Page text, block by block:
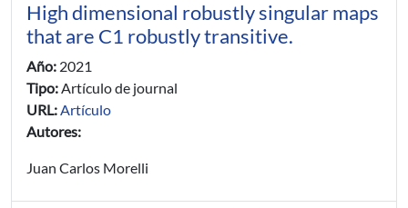
High dimensional robustly singular maps
that are C1 robustly transitive.
Año: 2021
Tipo:Artículo de journal
URL:Artículo
Autores:
Juan Carlos Morelli